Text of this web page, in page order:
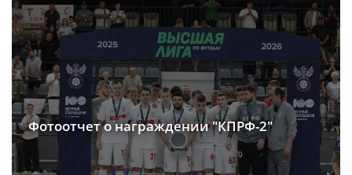
Фотоотчет о награждении "КПРФ-2"